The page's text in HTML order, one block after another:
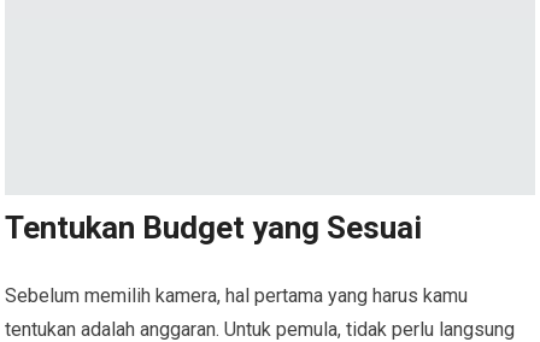
Tentukan Budget yang Sesuai
Sebelum memilih kamera, hal pertama yang harus kamu
tentukan adalah anggaran. Untuk pemula, tidak perlu langsung